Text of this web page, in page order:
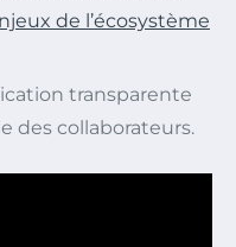
de l’écosystème
transparente
des collaborateurs.